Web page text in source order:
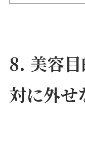
8. 美容
対に外せ